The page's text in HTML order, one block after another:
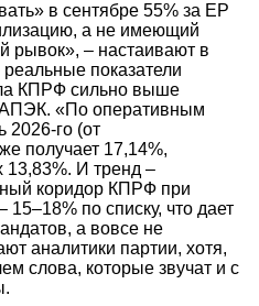
в сентябре 55% за ЕР
а не имеющий
рывок», – настаивают в
показатели
КПРФ сильно выше
АПЭК. «По оперативным
го (от
получает 17,14%,
13,83%. И тренд –
коридор КПРФ при
по списку, что дает
а вовсе не
аналитики партии, хотя,
слова, которые звучат и с